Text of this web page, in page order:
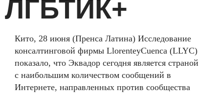
ЛГБТИК+
Кито, 28 июня (Пренса Латина) Исследование
консалтинговой фирмы LlorenteyCuenca (LLYC)
показало, что Эквадор сегодня является страной
с наибольшим количеством сообщений в
Интернете, направленных против сообщества